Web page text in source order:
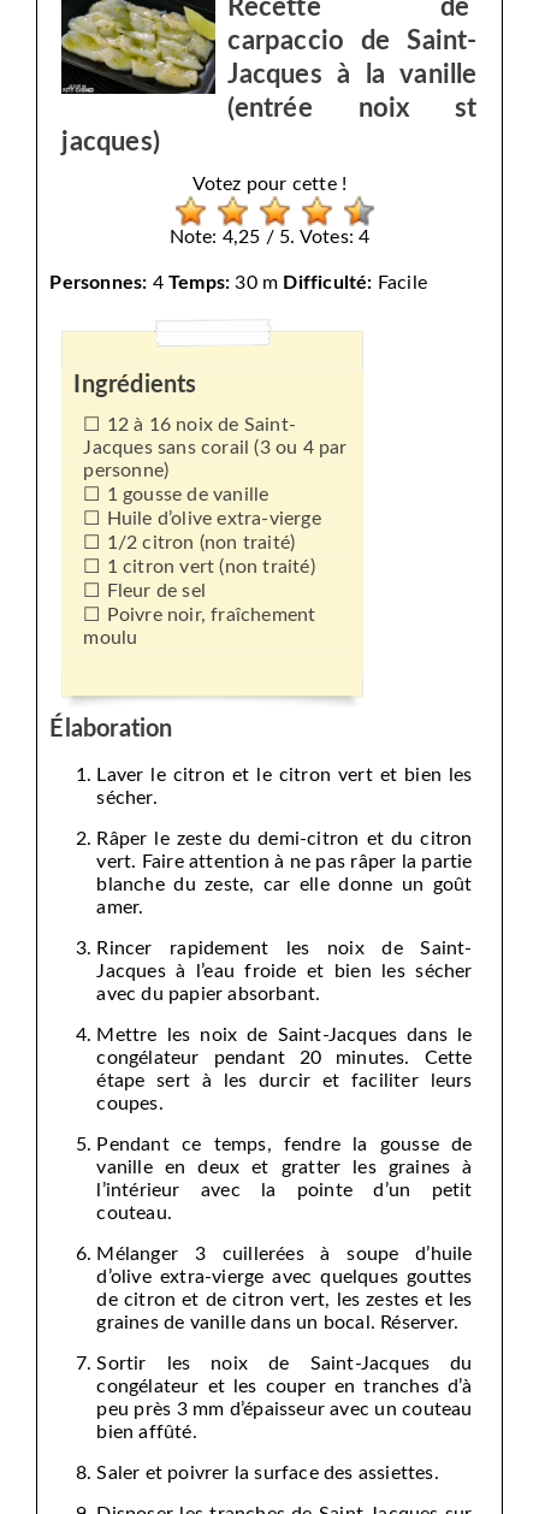
Recette de
carpaccio de Saint-
Jacques à la vanille
(entrée noix st
jacques)
Votez pour cette !
Note: 4,25 / 5. Votes: 4
Personnes: 4 Temps: 30 m Difficulté: Facile
Ingrédients
12 à 16 noix de Saint-
Jacques sans corail (3 ou 4 par
personne)
1 gousse de vanille
Huile d’olive extra-vierge
1/2 citron (non traité)
1 citron vert (non traité)
Fleur de sel
Poivre noir, fraîchement
moulu
Élaboration
Laver le citron et le citron vert et bien les
sécher.
Râper le zeste du demi-citron et du citron
vert. Faire attention à ne pas râper la partie
blanche du zeste, car elle donne un goût
amer.
Rincer rapidement les noix de Saint-
Jacques à l’eau froide et bien les sécher
avec du papier absorbant.
Mettre les noix de Saint-Jacques dans le
congélateur pendant 20 minutes. Cette
étape sert à les durcir et faciliter leurs
coupes.
Pendant ce temps, fendre la gousse de
vanille en deux et gratter les graines à
l’intérieur avec la pointe d’un petit
couteau.
Mélanger 3 cuillerées à soupe d’huile
d’olive extra-vierge avec quelques gouttes
de citron et de citron vert, les zestes et les
graines de vanille dans un bocal. Réserver.
Sortir les noix de Saint-Jacques du
congélateur et les couper en tranches d’à
peu près 3 mm d’épaisseur avec un couteau
bien affûté.
Saler et poivrer la surface des assiettes.